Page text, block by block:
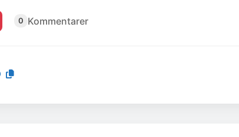
0 Kommentarer